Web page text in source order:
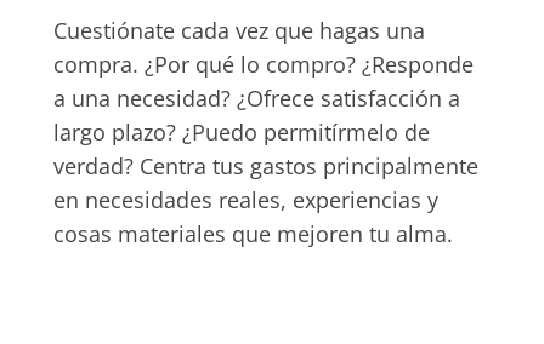
Cuestiónate cada vez que hagas una
compra. ¿Por qué lo compro? ¿Responde
a una necesidad? ¿Ofrece satisfacción a
largo plazo? ¿Puedo permitírmelo de
verdad? Centra tus gastos principalmente
en necesidades reales, experiencias y
cosas materiales que mejoren tu alma.